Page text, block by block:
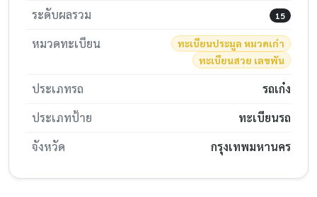
ระดับผลรวม 15
หมวดทะเบียน
ทะเบียนประมูล หมวดเก่า
ทะเบียนสวย เลขพัน
ประเภทรถ
รถเก๋ง
ประเภทป้าย
ทะเบียนรถ
จังหวัด
กรุงเทพมหานคร